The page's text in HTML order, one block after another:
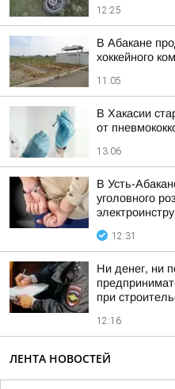
12:25
В Абакане
хоккейного
11:05
В Хакасии
от
13:06
В Усть-
уголовного
12:31
Ни денег, ни
при
12:16
ЛЕНТА НОВОСТЕЙ